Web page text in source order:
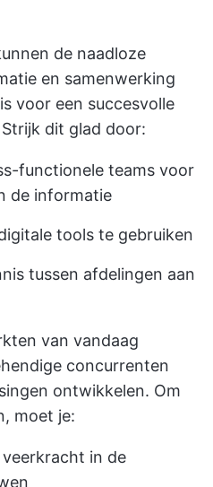
de naadloze
en samenwerking
voor een succesvolle
dit glad door:
functionele teams voor
de informatie
tools te gebruiken
tussen afdelingen aan
van vandaag
concurrenten
ontwikkelen. Om
moet je:
in de